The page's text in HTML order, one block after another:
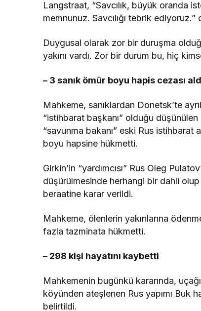
Langstraat, “Savcılık, büyük oranda
memnunuz. Savcılığı tebrik ediyoruz.”
Duygusal olarak zor bir duruşma
yakını vardı. Zor bir durum bu, hiç
– 3 sanık ömür boyu hapis cezası
Mahkeme, sanıklardan Donetsk’te
“istihbarat başkanı” olduğu
“savunma bakanı” eski Rus istihbarat
boyu hapsine hükmetti.
Girkin’in “yardımcısı” Rus Oleg
düşürülmesinde herhangi bir dahli
beraatine karar verildi.
Mahkeme, ölenlerin yakınlarına
fazla tazminata hükmetti.
– 298 kişi hayatını kaybetti
Mahkemenin bugünkü kararında,
köyünden ateşlenen Rus yapımı Buk
belirtildi.